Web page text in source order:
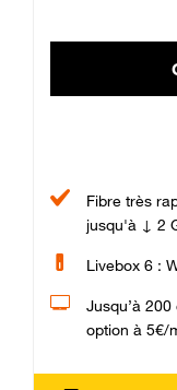
Fibre très
jusqu'à ↓ 2
Livebox 6 :
Jusqu’à
option à 5€/